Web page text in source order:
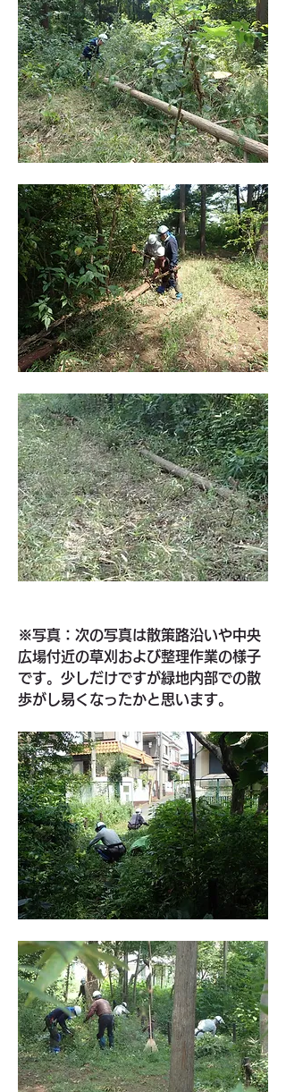
※写真：次の写真は散策路沿いや中央
広場付近の草刈および整理作業の様子
です。少しだけですが緑地内部での散
歩がし易くなったかと思います。